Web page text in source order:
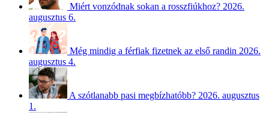
Miért vonzódnak sokan a rosszfiúkhoz? 2026.
augusztus 6.
Még mindig a férfiak fizetnek az első randin 2026.
augusztus 4.
A szótlanabb pasi megbízhatóbb? 2026. augusztus
1.